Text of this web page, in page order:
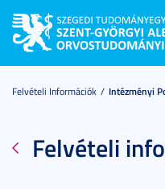
Felvételi Információk Intézményi
Felvételi